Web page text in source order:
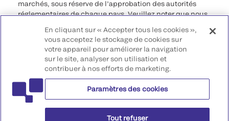
marchés, sous réserve de l’approbation des autorités
réglementaires de chaque pays. Veuillez noter que nous
informations qui risquent de ne pas être conformes à
toute procédure légale, réglementation, enregistrement
ou usage dans votre pays d’origine.
©2026 QuidelOrtho Corporation. Tous droits réservés.
QuidelOrtho Corporation
9975 Summers Ridge Road, San Diego, CA 92121, USA
En cliquant sur « Accepter tous les cookies »,
vous acceptez le stockage de cookies sur
votre appareil pour améliorer la navigation
sur le site, analyser son utilisation et
contribuer à nos efforts de marketing.
Paramètres des cookies
Tout refuser